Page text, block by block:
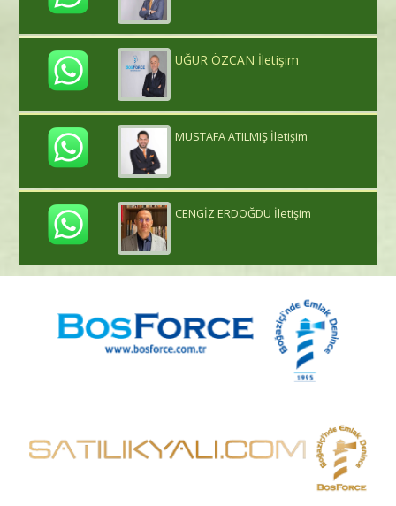
UĞUR ÖZCAN İletişim
MUSTAFA ATILMIŞ İletişim
CENGİZ ERDOĞDU İletişim